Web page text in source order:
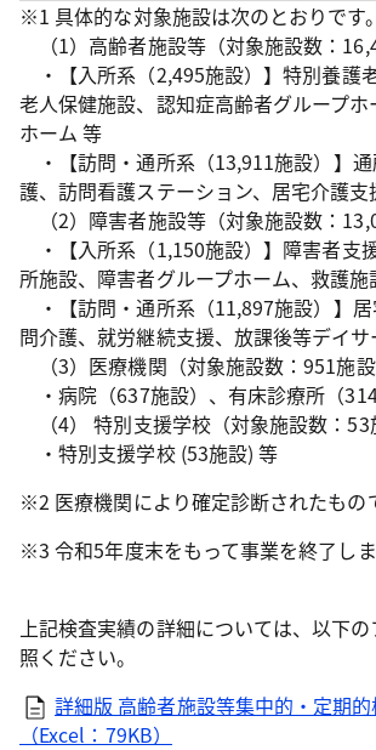
※1 具体的な対象施設は次のとおりです。
（1）高齢者施設等（対象施設数：
・【入所系（2,495施設）】特別養護
老人保健施設、認知症高齢者グループ
ホーム 等
・【訪問・通所系（13,911施設）】
護、訪問看護ステーション、居宅介護支
（2）障害者施設等（対象施設数：
・【入所系（1,150施設）】障害者支
所施設、障害者グループホーム、救護施
・【訪問・通所系（11,897施設）】
問介護、就労継続支援、放課後等デイ
（3）医療機関（対象施設数：951施設
・病院（637施設）、有床診療所（314
（4） 特別支援学校（対象施設数：53
・特別支援学校 (53施設) 等
※2 医療機関により確定診断されたもの
※3 令和5年度末をもって事業を終了しま
上記検査実績の詳細については、以下
照ください。
詳細版 高齢者施設等集中的・定期
（Excel：79KB）